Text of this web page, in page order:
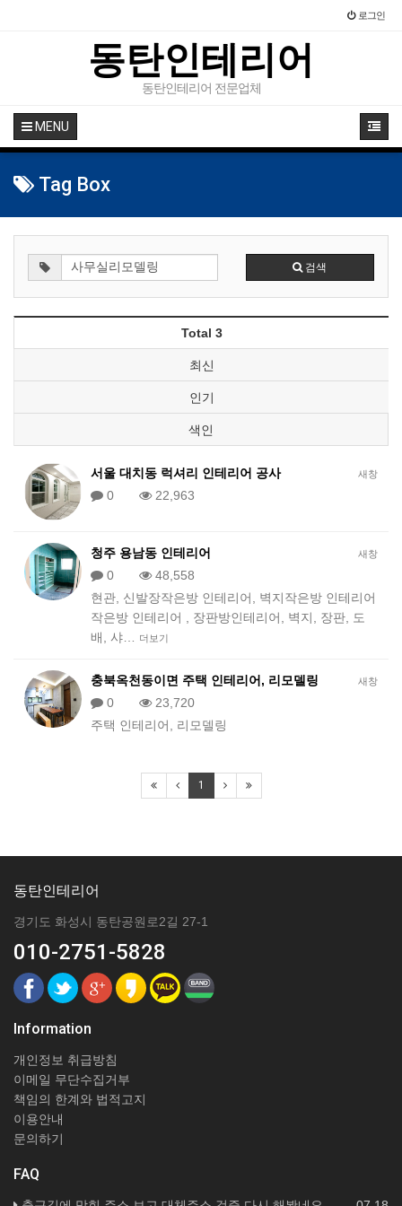
로그인
동탄인테리어
동탄인테리어 전문업체
MENU
Tag Box
검색
Total 3
최신
인기
색인
새창
서울 대치동 럭셔리 인테리어 공사
0
22,963
새창
청주 용남동 인테리어
0
48,558
현관, 신발장작은방 인테리어, 벽지작은방 인테리어
작은방 인테리어 , 장판방인테리어, 벽지, 장판, 도
배, 샤…
더보기
새창
충북옥천동이면 주택 인테리어, 리모델링
0
23,720
주택 인테리어, 리모델링
1
동탄인테리어
경기도 화성시 동탄공원로2길 27-1
010-2751-5828
Information
개인정보 취급방침
이메일 무단수집거부
책임의 한계와 법적고지
이용안내
문의하기
FAQ